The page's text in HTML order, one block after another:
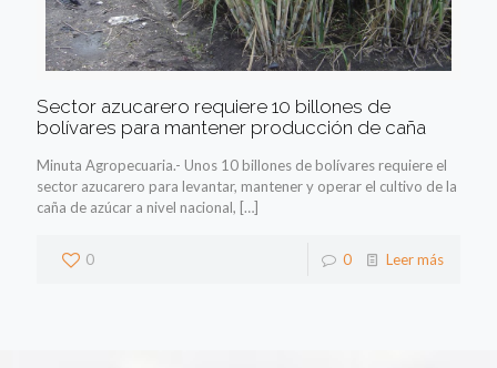
Sector azucarero requiere 10 billones de
bolívares para mantener producción de caña
Minuta Agropecuaria.- Unos 10 billones de bolívares requiere el
sector azucarero para levantar, mantener y operar el cultivo de la
caña de azúcar a nivel nacional, […]
0 0 Leer más